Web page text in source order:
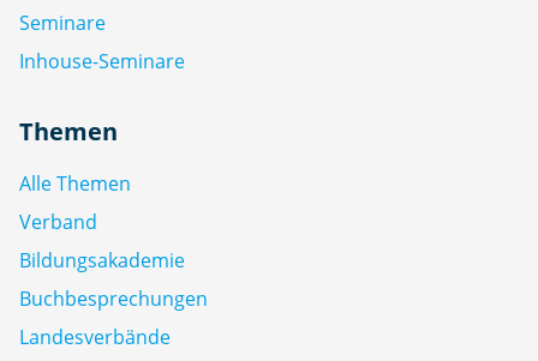
Seminare
Inhouse-Seminare
Themen
Alle Themen
Verband
Bildungsakademie
Buchbesprechungen
Landesverbände